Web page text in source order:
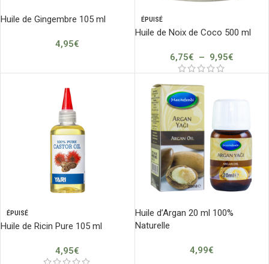
Huile de Gingembre 105 ml
4,95€
ÉPUISÉ
Huile de Noix de Coco 500 ml
6,75€ – 9,95€
ÉPUISÉ
Huile de Ricin Pure 105 ml
4,95€
Huile d’Argan 20 ml 100%
Naturelle
4,99€